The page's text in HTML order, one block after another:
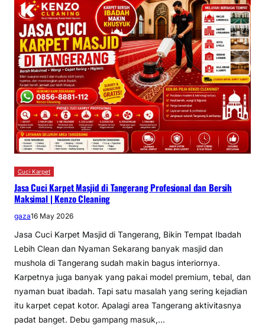
Cuci Karpet
Jasa Cuci Karpet Masjid di Tangerang Profesional dan Bersih
Maksimal | Kenzo Cleaning
gaza16 May 2026
Jasa Cuci Karpet Masjid di Tangerang, Bikin Tempat Ibadah
Lebih Clean dan Nyaman Sekarang banyak masjid dan
mushola di Tangerang sudah makin bagus interiornya.
Karpetnya juga banyak yang pakai model premium, tebal, dan
nyaman buat ibadah. Tapi satu masalah yang sering kejadian
itu karpet cepat kotor. Apalagi area Tangerang aktivitasnya
padat banget. Debu gampang masuk,…